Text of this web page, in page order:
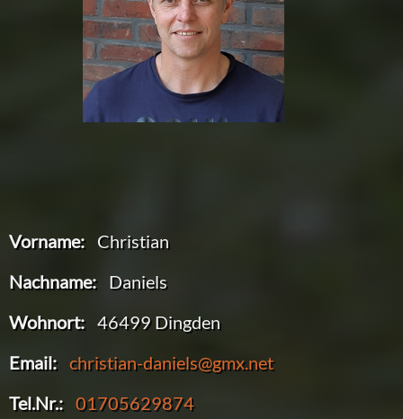
Vorname: Christian
Nachname: Daniels
Wohnort: 46499 Dingden
Email: christian-daniels@gmx.net
Tel.Nr.: 01705629874